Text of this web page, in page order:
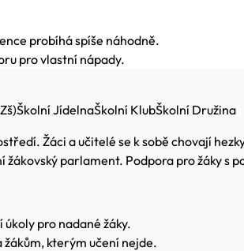
probíhá spíše náhodně.
pro vlastní nápady.
Školní JídelnaŠkolní KlubŠkolní Družina
Žáci a učitelé se k sobě chovají
žákovský parlament. Podpora pro žáky s
pro nadané žáky.
kterým učení nejde.